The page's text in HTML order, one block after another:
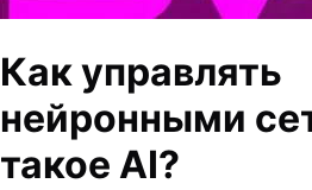
Как управлять
нейронными
такое AI?